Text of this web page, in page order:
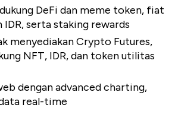
DeFi dan meme token, fiat
IDR, serta staking rewards
menyediakan Crypto Futures,
NFT, IDR, dan token utilitas
dengan advanced charting,
real-time